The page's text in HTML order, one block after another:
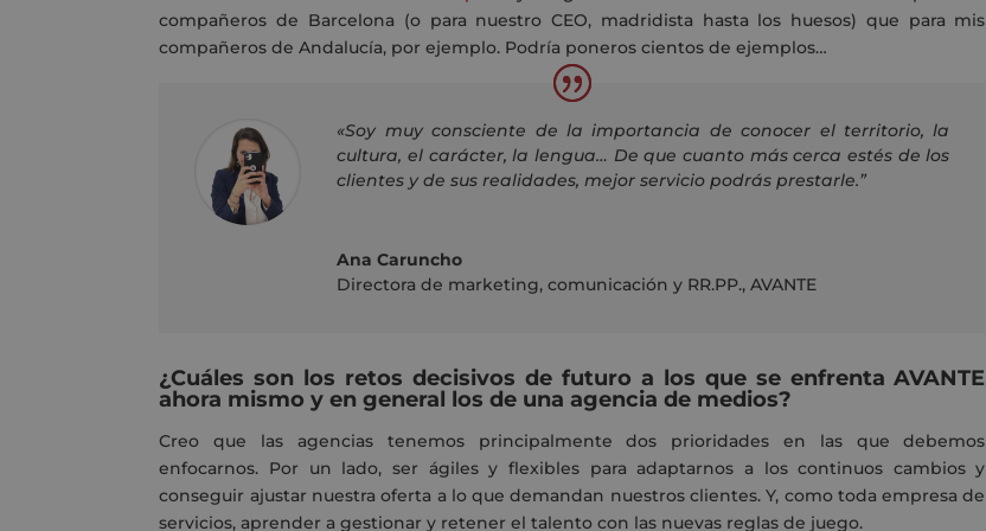
compañeros de Barcelona (o para nuestro CEO, madridista hasta los huesos) que para mis
compañeros de Andalucía, por ejemplo. Podría poneros cientos de ejemplos…
«Soy muy consciente de la importancia de conocer el territorio, la
cultura, el carácter, la lengua… De que cuanto más cerca estés de los
clientes y de sus realidades, mejor servicio podrás prestarle.”
Ana Caruncho
Directora de marketing, comunicación y RR.PP., AVANTE
¿Cuáles son los retos decisivos de futuro a los que se enfrenta AVANTE
ahora mismo y en general los de una agencia de medios?
Creo que las agencias tenemos principalmente dos prioridades en las que debemos
enfocarnos. Por un lado, ser ágiles y flexibles para adaptarnos a los continuos cambios y
conseguir ajustar nuestra oferta a lo que demandan nuestros clientes. Y, como toda empresa de
servicios, aprender a gestionar y retener el talento con las nuevas reglas de juego.